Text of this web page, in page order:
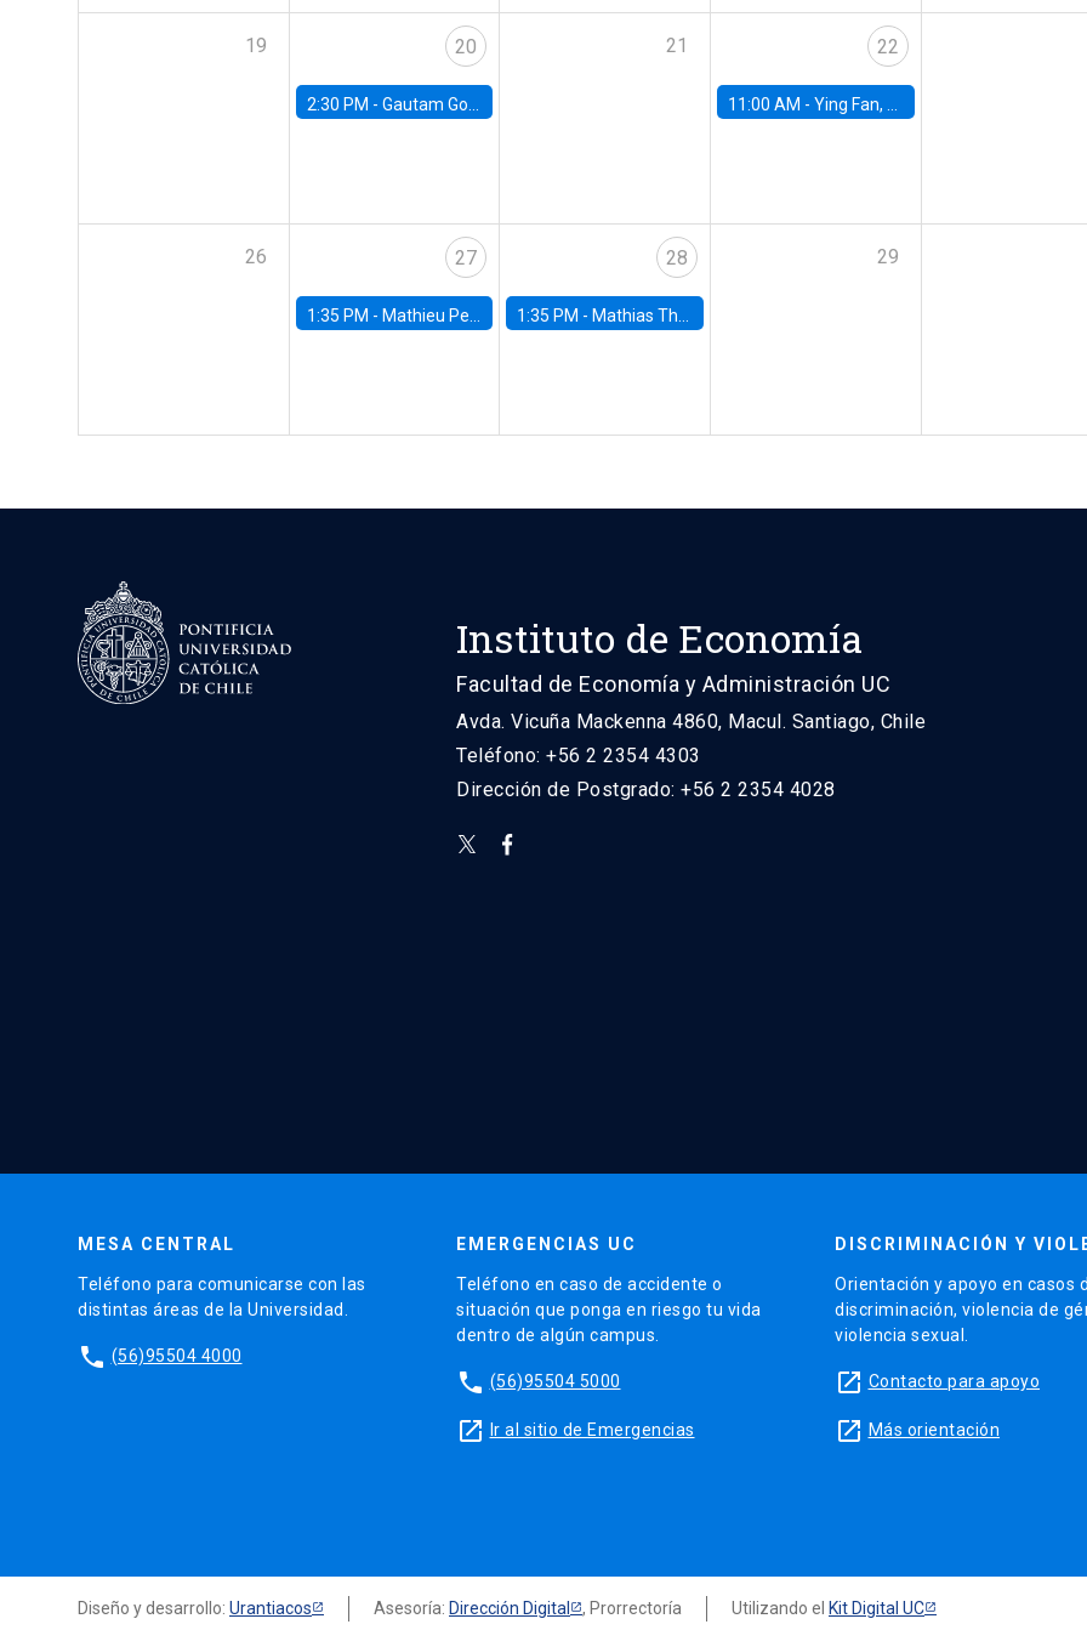
19 20
2:30 PM - Gautam Gowrisankaran, Columbia University
21 22
11:00 AM -Ying Fan, University of Michigan
26 27
1:35 PM - Mathieu Pedemonte, IDB
28
1:35 PM - Mathias Thoenig, University of Lausanne
29
Instituto de Economía
Facultad de Economía y Administración UC
Avda. Vicuña Mackenna 4860, Macul. Santiago, Chile
Teléfono: +56 2 2354 4303
Dirección de Postgrado: +56 2 2354 4028
MESA CENTRAL
Teléfono para comunicarse con las
distintas áreas de la Universidad.
phone (56)95504 4000
EMERGENCIAS UC
Teléfono en caso de accidente o
situación que ponga en riesgo tu vida
dentro de algún campus.
phone (56)95504 5000
launch Ir al sitio de Emergencias
DISCRIMINACIÓN Y
Orientación y apoyo en casos
discriminación, violencia de
violencia sexual.
launch Contacto para apoyo
launch Más orientación
Diseño y desarrollo: Urantiacos Asesoría: Dirección Digital , Prorrectoría Utilizando el Kit Digital UC